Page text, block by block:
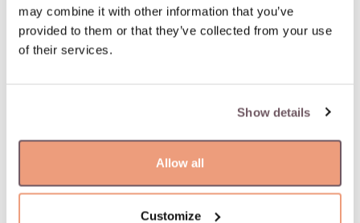
may combine it with other information that you’ve
provided to them or that they’ve collected from your use
of their services.
Show details
Allow all
Customize
100 % apdraustas ir saugus pristatymas
Akmuo: